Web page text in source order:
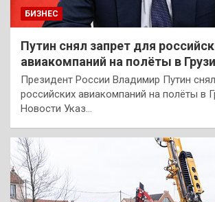
БИЗНЕС
Путин снял запрет для
авиакомпаний на полёты в
Президент России Владимир Путин
российских авиакомпаний на полёты в
Новости Указ…